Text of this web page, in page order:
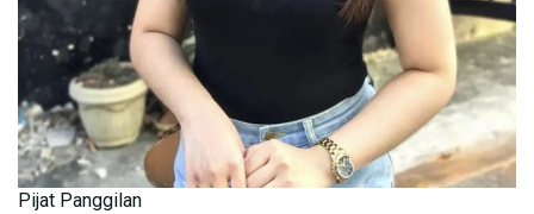
Pijat Panggilan